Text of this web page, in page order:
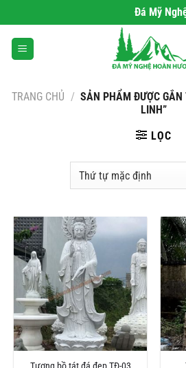
qua
nội
dung
Đá Mỹ
TRANG CHỦ / SẢN PHẨM ĐƯỢC GẮN
LINH”
LỌC